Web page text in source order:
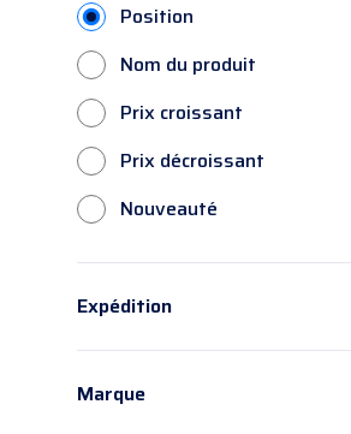
Position
Nom du produit
Prix croissant
Prix décroissant
Nouveauté
Expédition
En 5/15 jours
Marque